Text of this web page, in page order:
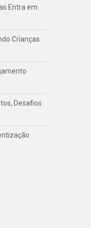
Entra em
Crianças
Desafios